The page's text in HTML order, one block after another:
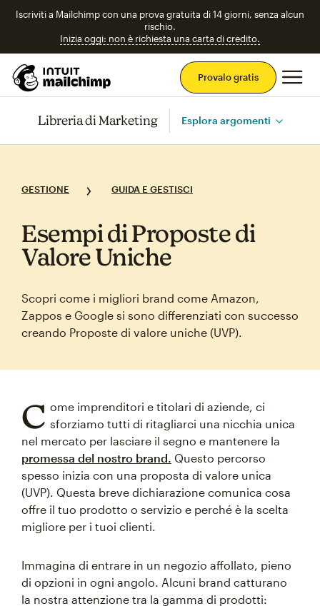
Iscriviti a Mailchimp con una prova gratuita di 14 giorni, senza alcun
rischio.
Inizia oggi: non è richiesta una carta di credito.
Provalo gratis
Libreria di Marketing Esplora argomenti
GESTIONE GUIDA E GESTISCI
Esempi di Proposte di
Valore Uniche
Scopri come i migliori brand come Amazon,
Zappos e Google si sono differenziati con successo
creando Proposte di valore uniche (UVP).
C ome imprenditori e titolari di aziende, ci
sforziamo tutti di ritagliarci una nicchia unica
nel mercato per lasciare il segno e mantenere la
promessa del nostro brand. Questo percorso
spesso inizia con una proposta di valore unica
(UVP). Questa breve dichiarazione comunica cosa
offre il tuo prodotto o servizio e perché è la scelta
migliore per i tuoi clienti.
Immagina di entrare in un negozio affollato, pieno
di opzioni in ogni angolo. Alcuni brand catturano
la nostra attenzione tra la gamma di prodotti: